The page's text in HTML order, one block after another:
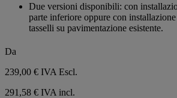
Due versioni disponibili: con
parte inferiore oppure con
tasselli su pavimentazione esistente.
Da
239,00 € IVA Escl.
291,58 € IVA incl.